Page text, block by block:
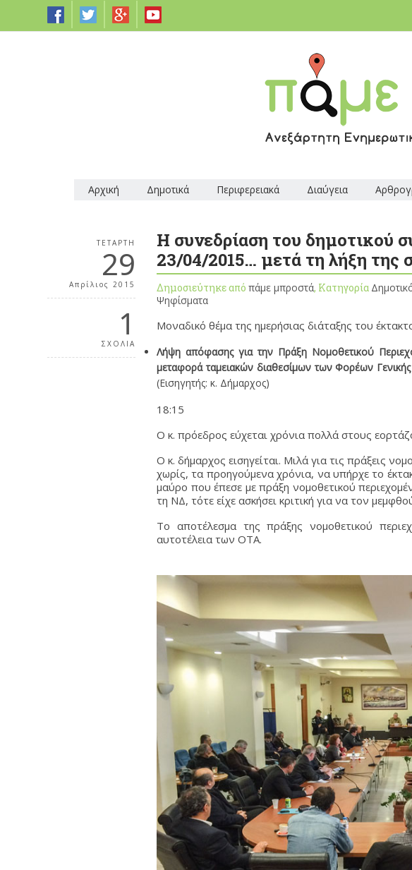
Αρχική Δημοτικά Περιφερειακά Διαύγεια
ΤΕΤΆΡΤΗ
29
Απρίλιος 2015
1
ΣΧΟΛΙΑ
Η συνεδρίαση του δημοτικού
23/04/2015… μετά τη λήξη της
Δημοσιεύτηκε απόπάμε μπροστά, Κατηγορία
Ψηφίσματα
Μοναδικό θέμα της ημερήσιας διάταξης του
Λήψη απόφασης για την Πράξη Νομοθετικού
μεταφορά ταμειακών διαθεσίμων των Φορέων
(Εισηγητής: κ. Δήμαρχος)
18:15
Ο κ. πρόεδρος εύχεται χρόνια πολλά στους
Ο κ. δήμαρχος εισηγείται. Μιλά για τις πράξεις
χωρίς, τα προηγούμενα χρόνια, να υπήρχε το
μαύρο που έπεσε με πράξη νομοθετικού
τη ΝΔ, τότε είχε ασκήσει κριτική για να τον
Το αποτέλεσμα της πράξης νομοθετικού
αυτοτέλεια των ΟΤΑ.